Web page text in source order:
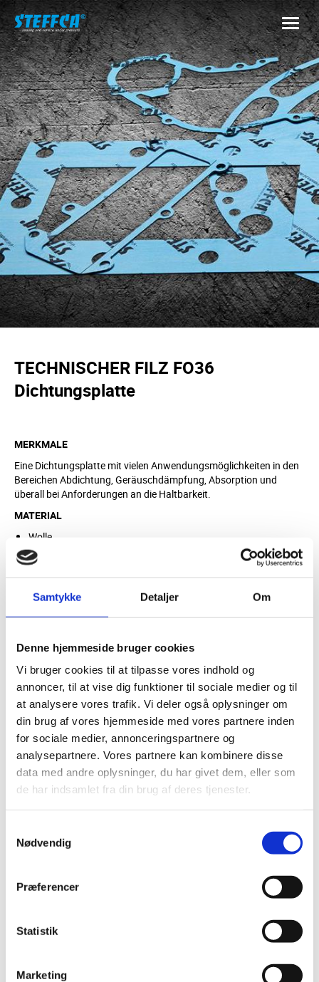
Samtykke Detaljer Om
Denne hjemmeside bruger cookies
Vi bruger cookies til at tilpasse vores indhold og
annoncer, til at vise dig funktioner til sociale medier og til
at analysere vores trafik. Vi deler også oplysninger om
din brug af vores hjemmeside med vores partnere inden
for sociale medier, annonceringspartnere og
analysepartnere. Vores partnere kan kombinere disse
data med andre oplysninger, du har givet dem, eller som
de har indsamlet fra din brug af deres tjenester.
Nødvendig
Præferencer
Statistik
Marketing
TECHNISCHER FILZ FO36
Dichtungsplatte
MERKMALE
Eine Dichtungsplatte mit vielen Anwendungsmöglichkeiten in den
Bereichen Abdichtung, Geräuschdämpfung, Absorption und
überall bei Anforderungen an die Haltbarkeit.
MATERIAL
Wolle
Viskose
Fasern